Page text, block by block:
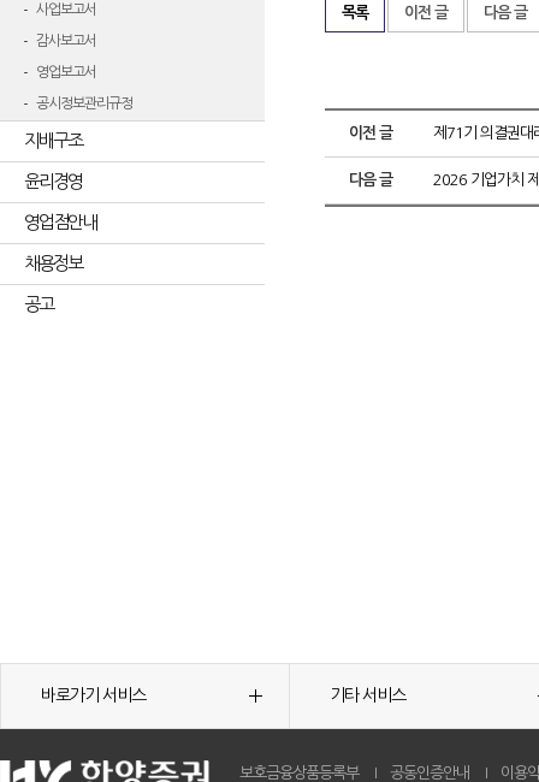
사업보고서
감사보고서
영업보고서
공시정보관리규정
지배구조
윤리경영
영업점안내
채용정보
공고
목록 이전 글 다음 글
이전 글 제71기 의결권대
다음 글 2026 기업가치
바로가기 서비스 기타 서비스
보호금융상품등록부 공동인증안내 이용